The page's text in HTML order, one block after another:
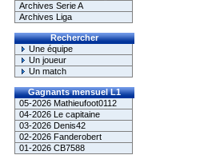
Archives Serie A
Archives Liga
Rechercher
Une équipe
Un joueur
Un match
Gagnants mensuel L1
05-2026 Mathieufoot0112
04-2026 Le capitaine
03-2026 Denis42
02-2026 Fanderobert
01-2026 CB7588